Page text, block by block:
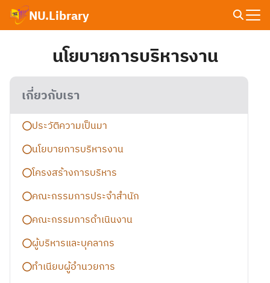
Skip
NU.Library
นโยบายการบริหารงาน
เกี่ยวกับเรา
ประวัติความเป็นมา
นโยบายการบริหารงาน
โครงสร้างการบริหาร
คณะกรรมการประจำสำนัก
คณะกรรมการดำเนินงาน
ผู้บริหารและบุคลากร
ทำเนียบผู้อำนวยการ